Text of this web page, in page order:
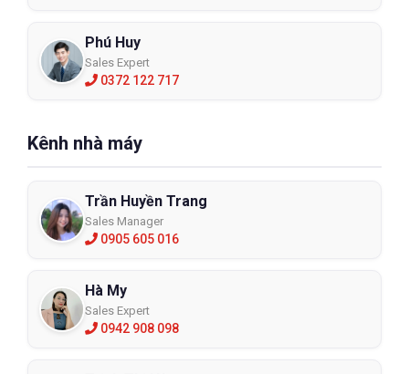
Phú Huy
Sales Expert
0372 122 717
Kênh nhà máy
Trần Huyền Trang
Sales Manager
0905 605 016
Hà My
Sales Expert
0942 908 098